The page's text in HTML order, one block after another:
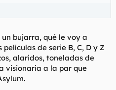
bujarra, qué le voy a
de serie B, C, D y Z
alaridos, toneladas de
visionaria a la par que